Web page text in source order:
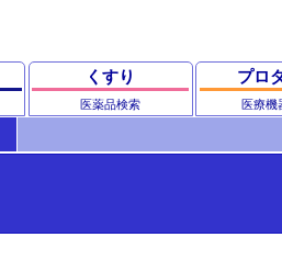
くすり
医薬品検索
プロ
医療機